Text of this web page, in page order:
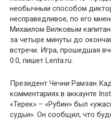
необычным способом
несправедливое, по его
Михаилом Вилковым
за четыре минуты до
встречи. Игра, прошедшая
0:0, пишет Lenta.ru.
Президент Чечни Рамзан
комментариях в аккаунте
«Терек» – «Рубин» был
судьи». Он сообщил, что